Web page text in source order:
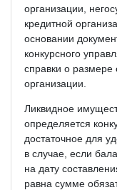
организации,
кредитной
основании
конкурсного
справки о размере
организации.
Ликвидное
определяется
достаточное для
в случае, если
на дату
равна сумме